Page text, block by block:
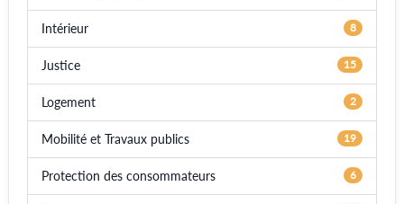
Intérieur 8
Justice 15
Logement 2
Mobilité et Travaux publics 19
Protection des consommateurs 6